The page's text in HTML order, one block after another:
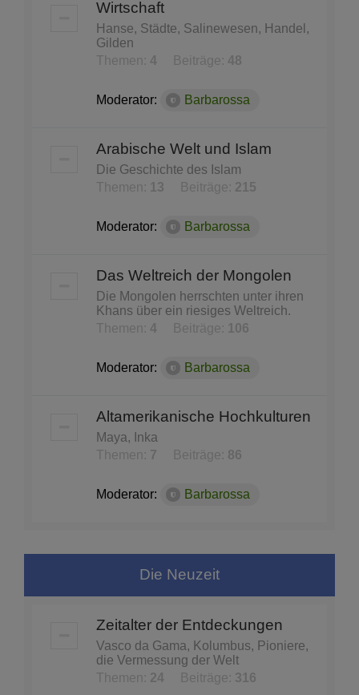
Wirtschaft
Hanse, Städte, Salinewesen, Handel,
Gilden
Themen: 4 Beiträge: 48
Moderator: Barbarossa
Arabische Welt und Islam
Die Geschichte des Islam
Themen:
13 Beiträge: 215
Moderator: Barbarossa
Das Weltreich der Mongolen
Die Mongolen herrschten unter ihren
Khans über ein riesiges Weltreich.
Themen: 4 Beiträge: 106
Moderator: Barbarossa
Altamerikanische Hochkulturen
Maya, Inka
Themen: 7 Beiträge: 86
Moderator: Barbarossa
Die Neuzeit
Zeitalter der Entdeckungen
Vasco da Gama, Kolumbus, Pioniere,
die Vermessung der Welt
Themen: 24 Beiträge: 316